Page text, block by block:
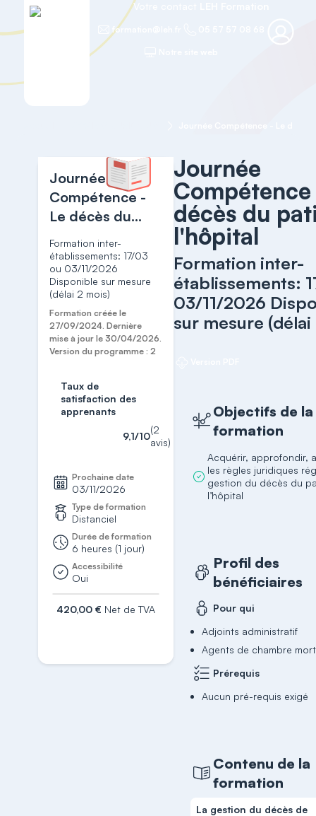
Votre contact
formation@leh.fr
Journée
Compétence -
Le décès du
patient à
l'hôpital
Formation inter-
établissements: 17/03
ou 03/11/2026
Disponible sur mesure
(délai 2 mois)
Formation créée le
27/09/2024. Dernière
mise à jour le 30/04/2026.
Version du programme : 2
Taux de
satisfaction des
apprenants
9,1/10
(2
avis)
Prochaine date
03/11/2026
Type de formation
Distanciel
Durée de formation
6 heures (1 jour)
Accessibilité
Oui
420,00 € Net de TVA
Journée
décès du
l'hôpital
Formation inter-
établissements:
03/11/2026
sur mesure (délai
Objectifs de la
formation
Acquérir, approfondir,
les règles juridiques
gestion du décès du
l’hôpital
Profil des
bénéficiaires
Pour qui
Adjoints administratif
Agents de chambre
Prérequis
Aucun pré-requis exigé
Contenu de la
formation
La gestion du décès de